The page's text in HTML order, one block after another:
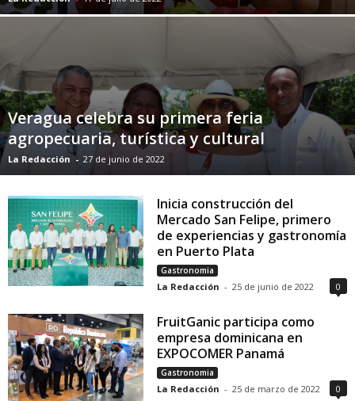
Veragua celebra su primera feria
agropecuaria, turística y cultural
La Redacción - 27 de junio de 2022
Inicia construcción del
Mercado San Felipe, primero
de experiencias y gastronomía
en Puerto Plata
Gastronomia
La Redacción - 25 de junio de 2022 0
FruitGanic participa como
empresa dominicana en
EXPOCOMER Panamá
Gastronomia
La Redacción - 25 de marzo de 2022 0